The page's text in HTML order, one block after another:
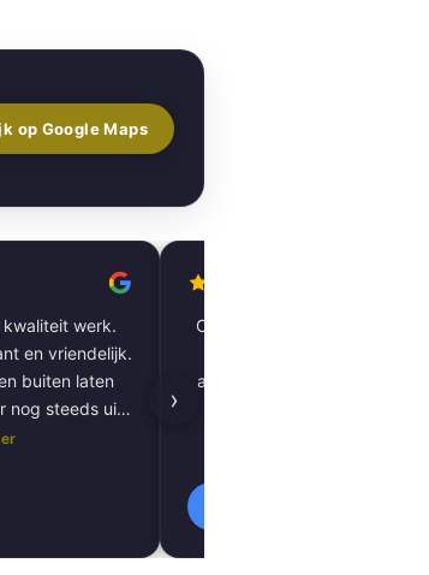
op Google Maps
werk.
en vriendelijk.
buiten laten
nog steeds uit
Complete woning laten
afgewerkt, inclusief tegels,
›